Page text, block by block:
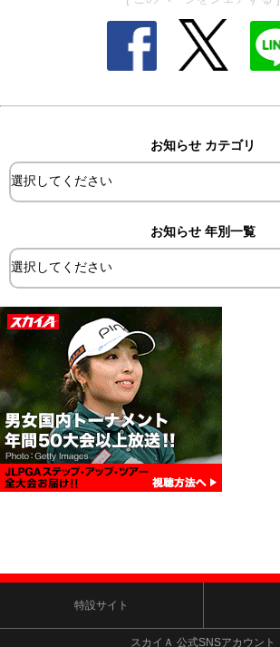
お知らせ カテゴリ
お知らせ 年別一覧
特設サイト
スカイＡ 公式SNSアカウント